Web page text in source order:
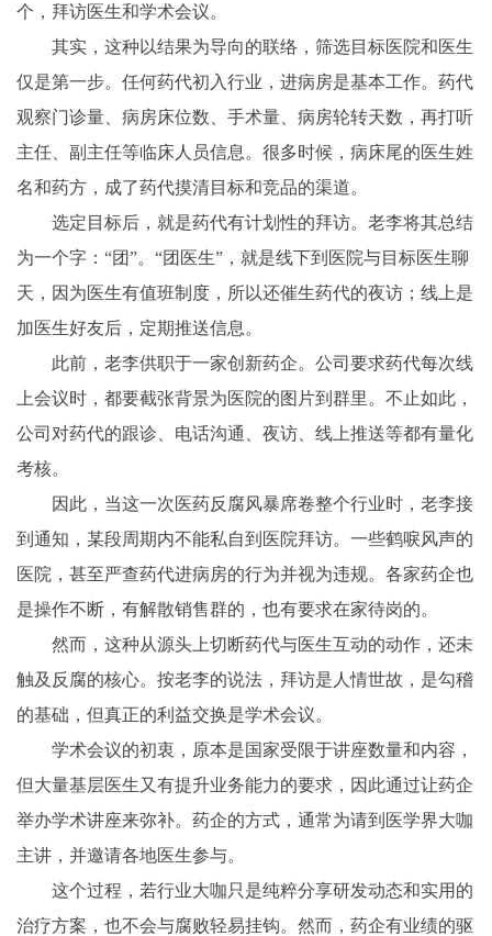
个，拜访医生和学术会议。
其实，这种以结果为导向的联络，筛选目标医院和医生
仅是第一步。任何药代初入行业，进病房是基本工作。药代
观察门诊量、病房床位数、手术量、病房轮转天数，再打听
主任、副主任等临床人员信息。很多时候，病床尾的医生姓
名和药方，成了药代摸清目标和竞品的渠道。
选定目标后，就是药代有计划性的拜访。老李将其总结
为一个字：“团”。“团医生”，就是线下到医院与目标医生聊
天，因为医生有值班制度，所以还催生药代的夜访；线上是
加医生好友后，定期推送信息。
此前，老李供职于一家创新药企。公司要求药代每次线
上会议时，都要截张背景为医院的图片到群里。不止如此，
公司对药代的跟诊、电话沟通、夜访、线上推送等都有量化
考核。
因此，当这一次医药反腐风暴席卷整个行业时，老李接
到通知，某段周期内不能私自到医院拜访。一些鹤唳风声的
医院，甚至严查药代进病房的行为并视为违规。各家药企也
是操作不断，有解散销售群的，也有要求在家待岗的。
然而，这种从源头上切断药代与医生互动的动作，还未
触及反腐的核心。按老李的说法，拜访是人情世故，是勾稽
的基础，但真正的利益交换是学术会议。
学术会议的初衷，原本是国家受限于讲座数量和内容，
但大量基层医生又有提升业务能力的要求，因此通过让药企
举办学术讲座来弥补。药企的方式，通常为请到医学界大咖
主讲，并邀请各地医生参与。
这个过程，若行业大咖只是纯粹分享研发动态和实用的
治疗方案，也不会与腐败轻易挂钩。然而，药企有业绩的驱